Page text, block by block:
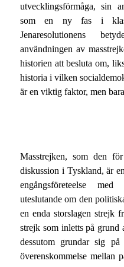
utvecklingsförmåga, sin
som en ny fas i
Jenaresolutionens
användningen av
historien att besluta om,
historia i vilken
är en viktig faktor, men bara
Masstrejken, som den
diskussion i Tyskland, är
engångsföreteelse
uteslutande om den
en enda storslagen strejk
strejk som inletts på grund
dessutom grundar sig
överenskommelse mellan